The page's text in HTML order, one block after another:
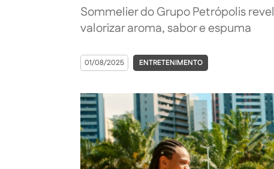
Sommelier do Grupo Petrópolis
valorizar aroma, sabor e espuma
01/08/2025 ENTRETENIMENTO